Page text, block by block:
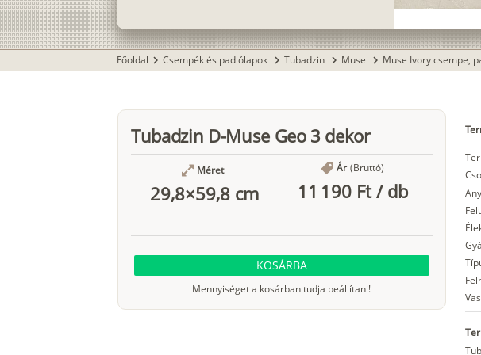
Főoldal chevron_right Csempék és padlólapok chevron_right Tubadzin chevron_right Muse chevron_right Muse Ivory csempe,
Tubadzin D-Muse Geo 3 dekor
Méret
29,8×59,8 cm
Ár (Bruttó)
11 190 Ft/ db
KOSÁRBA
Mennyiséget a kosárban tudja beállítani!